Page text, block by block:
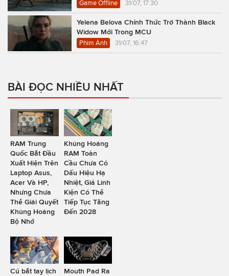
Game Offline 31/07, 17:30
Yelena Belova Chính Thức Trở Thành Black
Widow Mới Trong MCU
Phim Ảnh 31/07, 16:47
BÀI ĐỌC NHIỀU NHẤT
RAM Trung
Quốc Bắt Đầu
Xuất Hiện Trên
Laptop Asus,
Acer Và HP,
Nhưng Chưa
Thể Giải Quyết
Khủng Hoảng
Bộ Nhớ
Khủng Hoảng
RAM Toàn
Cầu Chưa Có
Dấu Hiệu Hạ
Nhiệt, Giá Linh
Kiện Có Thể
Tiếp Tục Tăng
Đến 2028
Cú bắt tay lịch
Mouth Pad Ra